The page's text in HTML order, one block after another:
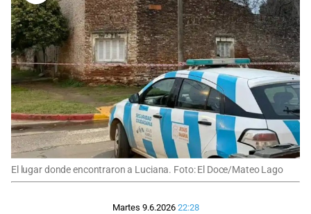
El lugar donde encontraron a Luciana. Foto: El Doce/Mateo Lago
Martes 9.6.2026 22:28